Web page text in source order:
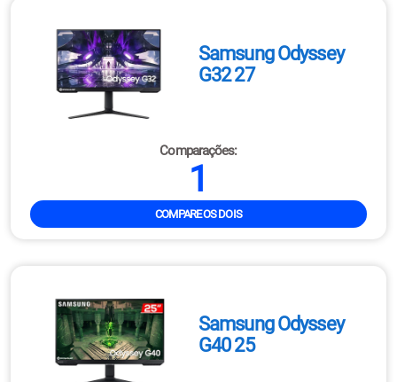
Samsung Odyssey
G32 27
Comparações:
1
COMPARE OS DOIS
Samsung Odyssey
G40 25